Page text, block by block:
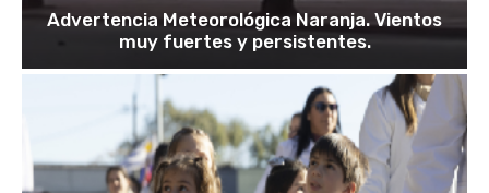
Advertencia Meteorológica Naranja. Vientos
muy fuertes y persistentes.